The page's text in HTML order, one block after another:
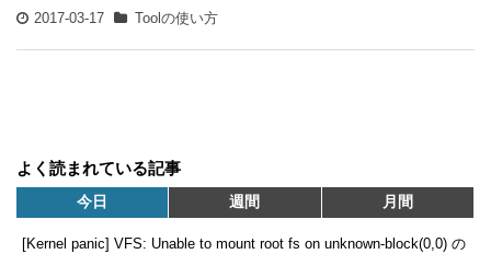
2017-03-17 Toolの使い方
よく読まれている記事
今日 週間 月間
[Kernel panic] VFS: Unable to mount root fs on unknown-block(0,0) の